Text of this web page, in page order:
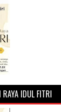
IDUL FITRI